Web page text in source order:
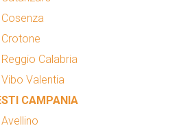
Calabria
Valentia
CAMPANIA